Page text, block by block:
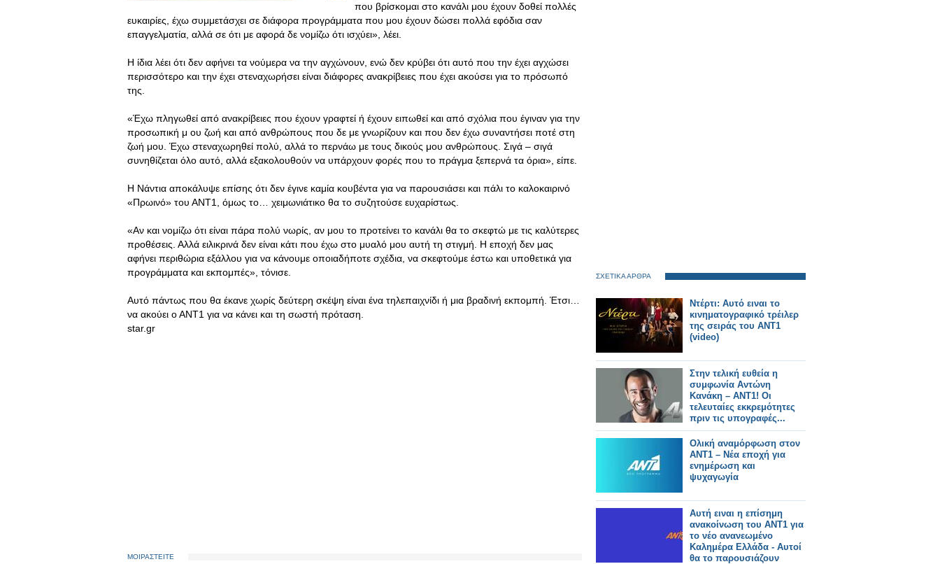
που βρίσκομαι στο κανάλι μου έχουν δοθεί πολλές
ευκαιρίες, έχω συμμετάσχει σε διάφορα προγράμματα που μου έχουν δώσει πολλά εφόδια σαν
επαγγελματία, αλλά σε ότι με αφορά δε νομίζω ότι ισχύει», λέει.
Η ίδια λέει ότι δεν αφήνει τα νούμερα να την αγχώνουν, ενώ δεν κρύβει ότι αυτό που την έχει αγχώσει
περισσότερο και την έχει στεναχωρήσει είναι διάφορες ανακρίβειες που έχει ακούσει για το πρόσωπό
της.
«Έχω πληγωθεί από ανακρίβειες που έχουν γραφτεί ή έχουν ειπωθεί και από σχόλια που έγιναν για την
προσωπική μ ου ζωή και από ανθρώπους που δε με γνωρίζουν και που δεν έχω συναντήσει ποτέ στη
ζωή μου. Έχω στεναχωρηθεί πολύ, αλλά το περνάω με τους δικούς μου ανθρώπους. Σιγά – σιγά
συνηθίζεται όλο αυτό, αλλά εξακολουθούν να υπάρχουν φορές που το πράγμα ξεπερνά τα όρια», είπε.
Η Νάντια αποκάλυψε επίσης ότι δεν έγινε καμία κουβέντα για να παρουσιάσει και πάλι το καλοκαιρινό
«Πρωινό» του ΑΝΤ1, όμως το… χειμωνιάτικο θα το συζητούσε ευχαρίστως.
«Αν και νομίζω ότι είναι πάρα πολύ νωρίς, αν μου το προτείνει το κανάλι θα το σκεφτώ με τις καλύτερες
προθέσεις. Αλλά ειλικρινά δεν είναι κάτι που έχω στο μυαλό μου αυτή τη στιγμή. Η εποχή δεν μας
αφήνει περιθώρια εξάλλου για να κάνουμε οποιαδήποτε σχέδια, να σκεφτούμε έστω και υποθετικά για
προγράμματα και εκπομπές», τόνισε.
Αυτό πάντως που θα έκανε χωρίς δεύτερη σκέψη είναι ένα τηλεπαιχνίδι ή μια βραδινή εκπομπή. Έτσι…
να ακούει ο ΑΝΤ1 για να κάνει και τη σωστή πρόταση.
star.gr
ΜΟΙΡΑΣΤΕΙΤΕ
ΣΧΕΤΙΚΑ ΑΡΘΡΑ
Ντέρτι: Αυτό ειναι το
κινηματογραφικό τρέιλερ
της σειράς του ΑΝΤ1
(video)
Στην τελική ευθεία η
συμφωνία Αντώνη
Κανάκη – ΑΝΤ1! Οι
τελευταίες εκκρεμότητες
πριν τις υπογραφές...
Ολική αναμόρφωση στον
ΑΝΤ1 – Νέα εποχή για
ενημέρωση και
ψυχαγωγία
Αυτή ειναι η επίσημη
ανακοίνωση του ΑΝΤ1 για
το νέο ανανεωμένο
Καλημέρα Ελλάδα - Αυτοί
θα το παρουσιάζουν